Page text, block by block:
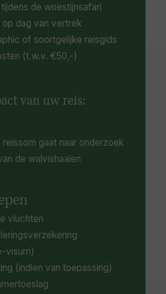
de woestijnsafari
dag van vertrek
of soortgelijke reisgids
(t.w.v. €50,-)
van uw reis:
gaat naar onderzoek
de walvishaaien
vluchten
visum)
(indien van toepassing)